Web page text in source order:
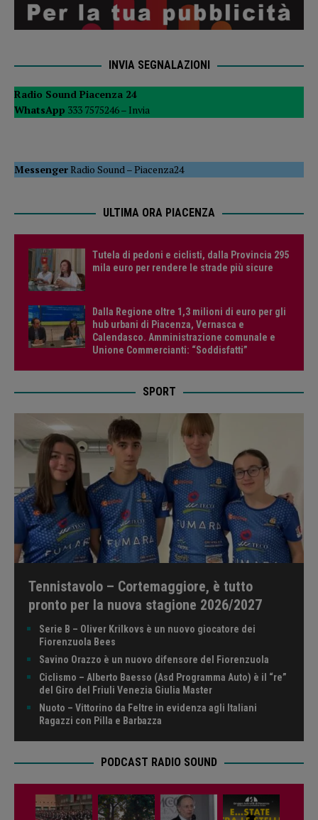
INVIA SEGNALAZIONI
Radio Sound Piacenza 24
WhatsApp 333 7575246 – Invia
MessengerRadio Sound –Piacenza24
ULTIMA ORA PIACENZA
Tutela di pedoni e ciclisti, dalla Provincia 295
mila euro per rendere le strade più sicure
Dalla Regione oltre 1,3 milioni di euro per gli
hub urbani di Piacenza, Vernasca e
Calendasco. Amministrazione comunale e
Unione Commercianti: “Soddisfatti”
SPORT
Tennistavolo – Cortemaggiore, è tutto
pronto per la nuova stagione 2026/2027
Serie B – Oliver Krilkovs è un nuovo giocatore dei
Fiorenzuola Bees
Savino Orazzo è un nuovo difensore del Fiorenzuola
Ciclismo – Alberto Baesso (Asd Programma Auto) è il “re”
del Giro del Friuli Venezia Giulia Master
Nuoto – Vittorino da Feltre in evidenza agli Italiani
Ragazzi con Pilla e Barbazza
PODCAST RADIO SOUND